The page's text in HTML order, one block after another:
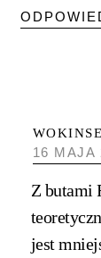
16 MAJA
Z butami
jest